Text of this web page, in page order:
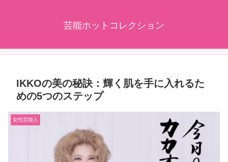
芸能ホットコレクション
IKKOの美の秘訣：輝く肌を手に入れるた
めの5つのステップ
女性芸能人